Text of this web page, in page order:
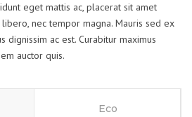
eget mattis ac, placerat sit amet
nec tempor magna. Mauris sed ex
dignissim ac est. Curabitur maximus
auctor quis.
Eco